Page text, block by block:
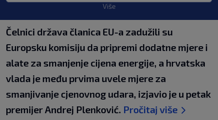
Više
Čelnici država članica EU-a zadužili su
Europsku komisiju da pripremi dodatne mjere i
alate za smanjenje cijena energije, a hrvatska
vlada je među prvima uvele mjere za
smanjivanje cjenovnog udara, izjavio je u petak
premijer Andrej Plenković. Pročitaj više